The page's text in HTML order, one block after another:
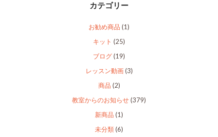
カテゴリー
お勧め商品 (1)
キット (25)
ブログ(19)
レッスン動画(3)
商品 (2)
教室からのお知らせ(379)
新商品 (1)
未分類(6)